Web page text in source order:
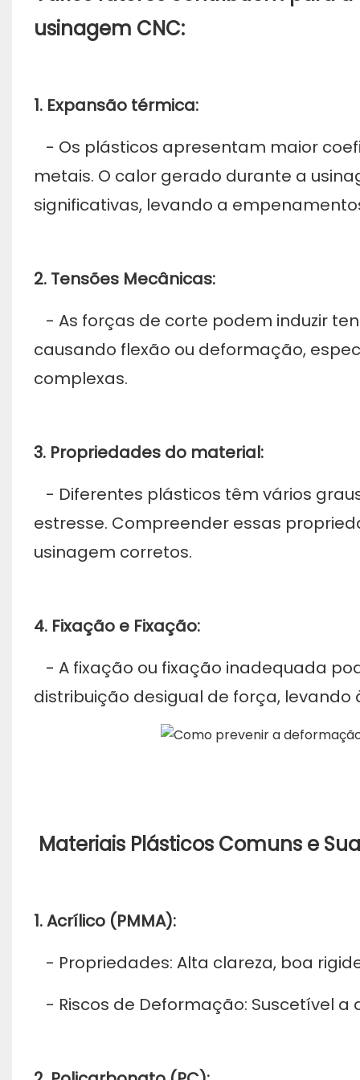
usinagem CNC:
1. Expansão térmica:
- Os plásticos apresentam maior
metais. O calor gerado durante a
significativas, levando a
2. Tensões Mecânicas:
- As forças de corte podem induzir
causando flexão ou deformação,
complexas.
3. Propriedades do material:
- Diferentes plásticos têm vários
estresse. Compreender essas
usinagem corretos.
4. Fixação e Fixação:
- A fixação ou fixação inadequada
distribuição desigual de força,
Materiais Plásticos Comuns e
1. Acrílico (PMMA):
- Propriedades: Alta clareza, boa
- Riscos de Deformação: Suscetível